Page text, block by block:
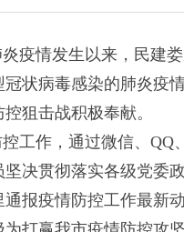
十届委员会内部监督委
疫情发生以来，民建
状病毒感染的肺炎疫
狙击战积极奉献。
工作，通过微信、
决贯彻落实各级党委
报疫情防控工作最新